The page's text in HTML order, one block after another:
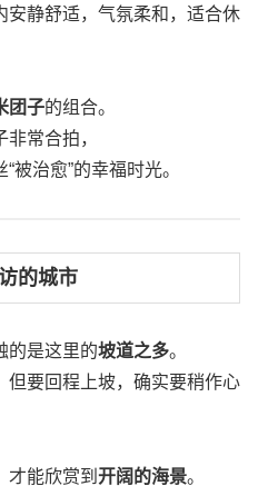
安静舒适，气氛柔和，适合休
团子的组合。
常合拍，
被治愈”的幸福时光。
的城市
的是这里的坡道之多。
但要回程上坡，确实要稍作心
才能欣赏到 开阔的海景。